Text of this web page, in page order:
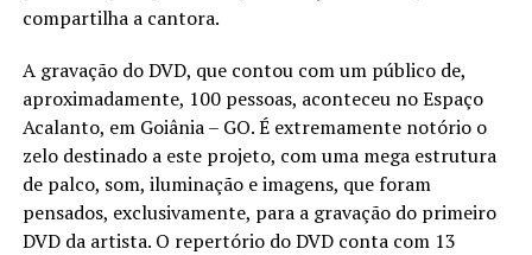
compartilha a cantora.
A gravação do DVD, que contou com um público de,
aproximadamente, 100 pessoas, aconteceu no Espaço
Acalanto, em Goiânia – GO. É extremamente notório o
zelo destinado a este projeto, com uma mega estrutura
de palco, som, iluminação e imagens, que foram
pensados, exclusivamente, para a gravação do primeiro
DVD da artista. O repertório do DVD conta com 13